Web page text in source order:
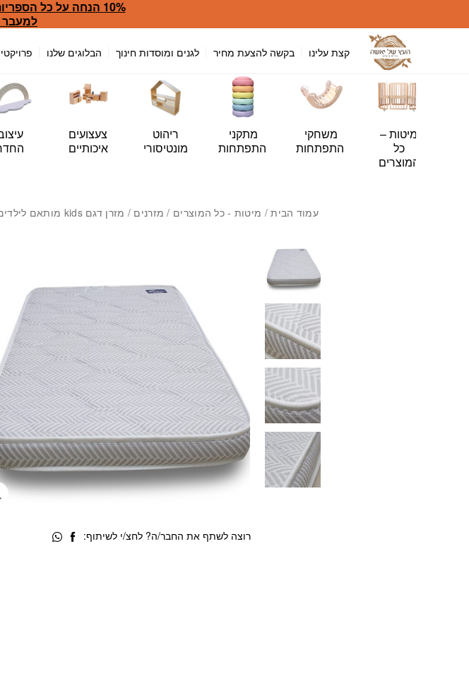
10% הנחה על כל
למעבר
קצת עלינו בקשה להצעת מחיר לגנים ומוסדות חינוך הבלוגים שלנו
מיטות –
כל
המוצרים
משחקי
התפתחות
מתקני
התפתחות
ריהוט
מונטיסורי
צעצועים
איכותיים
עמוד הבית/ מיטות - כל המוצרים / מזרנים / מזרן דגם kids מותאם לילדים ונוער 90*190*10
רוצה לשתף את החבר/ה? לחצ/י לשיתוף: